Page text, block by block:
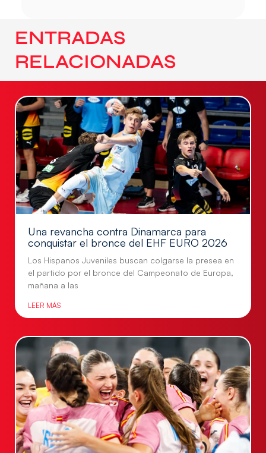
ENTRADAS
RELACIONADAS
Una revancha contra Dinamarca para
conquistar el bronce del EHF EURO 2026
Los Hispanos Juveniles buscan colgarse la presea en
el partido por el bronce del Campeonato de Europa,
mañana a las
LEER MÁS